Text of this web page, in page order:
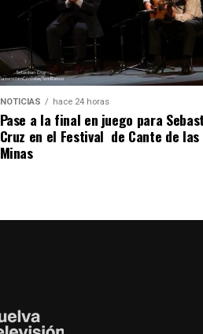
NOTICIAS hace 24 horas
Pase a la final en juego para
Cruz en el Festival de Cante de las
Minas